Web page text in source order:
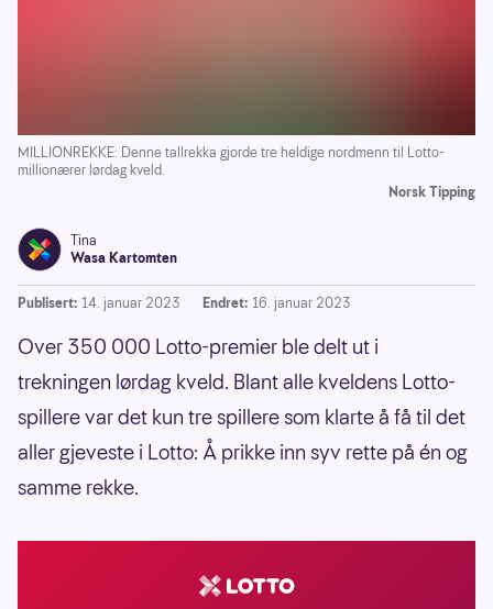
MILLIONREKKE: Denne tallrekka gjorde tre heldige nordmenn til Lotto-
millionærer lørdag kveld.
Norsk Tipping
Tina
Wasa Kartomten
Publisert: 14. januar 2023 Endret: 16. januar 2023
Over 350 000 Lotto-premier ble delt ut i
trekningen lørdag kveld. Blant alle kveldens Lotto-
spillere var det kun tre spillere som klarte å få til det
aller gjeveste i Lotto: Å prikke inn syv rette på én og
samme rekke.